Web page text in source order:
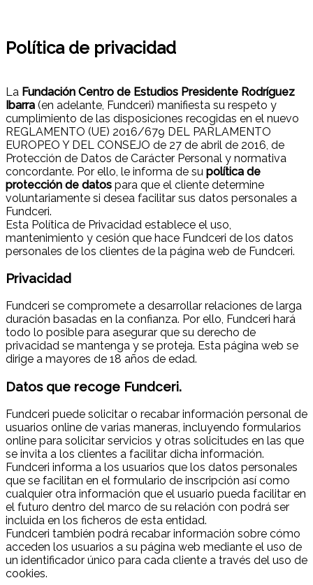
Política de privacidad
La Fundación Centro de Estudios Presidente Rodríguez
Ibarra (en adelante, Fundceri) manifiesta su respeto y
cumplimiento de las disposiciones recogidas en el nuevo
REGLAMENTO (UE) 2016/679 DEL PARLAMENTO
EUROPEO Y DEL CONSEJO de 27 de abril de 2016, de
Protección de Datos de Carácter Personal y normativa
concordante. Por ello, le informa de su política de
protección de datos para que el cliente determine
voluntariamente si desea facilitar sus datos personales a
Fundceri.
Esta Política de Privacidad establece el uso,
mantenimiento y cesión que hace Fundceri de los datos
personales de los clientes de la página web de Fundceri.
Privacidad
Fundceri se compromete a desarrollar relaciones de larga
duración basadas en la confianza. Por ello, Fundceri hará
todo lo posible para asegurar que su derecho de
privacidad se mantenga y se proteja. Esta página web se
dirige a mayores de 18 años de edad.
Datos que recoge Fundceri.
Fundceri puede solicitar o recabar información personal de
usuarios online de varias maneras, incluyendo formularios
online para solicitar servicios y otras solicitudes en las que
se invita a los clientes a facilitar dicha información.
Fundceri informa a los usuarios que los datos personales
que se facilitan en el formulario de inscripción así como
cualquier otra información que el usuario pueda facilitar en
el futuro dentro del marco de su relación con podrá ser
incluida en los ficheros de esta entidad.
Fundceri también podrá recabar información sobre cómo
acceden los usuarios a su página web mediante el uso de
un identificador único para cada cliente a través del uso de
cookies.